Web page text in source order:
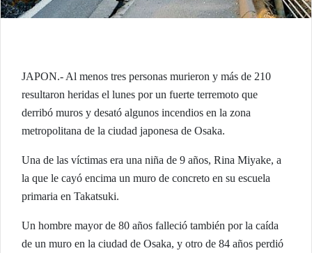
JAPON.- Al menos tres personas murieron y más de 210
resultaron heridas el lunes por un fuerte terremoto que
derribó muros y desató algunos incendios en la zona
metropolitana de la ciudad japonesa de Osaka.
Una de las víctimas era una niña de 9 años, Rina Miyake, a
la que le cayó encima un muro de concreto en su escuela
primaria en Takatsuki.
Un hombre mayor de 80 años falleció también por la caída
de un muro en la ciudad de Osaka, y otro de 84 años perdió